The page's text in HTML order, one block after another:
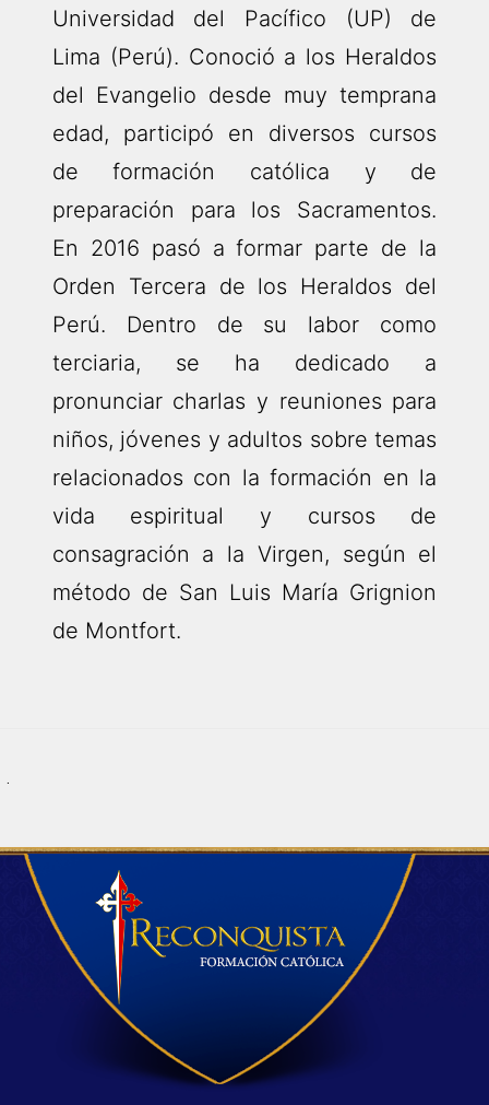
Universidad del Pacífico (UP) de
Lima (Perú). Conoció a los Heraldos
del Evangelio desde muy temprana
edad, participó en diversos cursos
de formación católica y de
preparación para los Sacramentos.
En 2016 pasó a formar parte de la
Orden Tercera de los Heraldos del
Perú. Dentro de su labor como
terciaria, se ha dedicado a
pronunciar charlas y reuniones para
niños, jóvenes y adultos sobre temas
relacionados con la formación en la
vida espiritual y cursos de
consagración a la Virgen, según el
método de San Luis María Grignion
de Montfort.
.